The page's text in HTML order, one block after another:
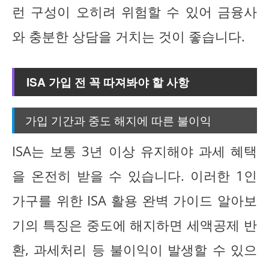
런 구성이 오히려 위험할 수 있어 금융사
와 충분한 상담을 거치는 것이 좋습니다.
ISA 가입 전 꼭 따져봐야 할 사항
가입 기간과 중도 해지에 따른 불이익
ISA는 보통 3년 이상 유지해야 과세 혜택
을 온전히 받을 수 있습니다. 이러한 1인
가구를 위한 ISA 활용 완벽 가이드 알아보
기의 특징은 중도에 해지하면 세액공제 반
환, 과세처리 등 불이익이 발생할 수 있으